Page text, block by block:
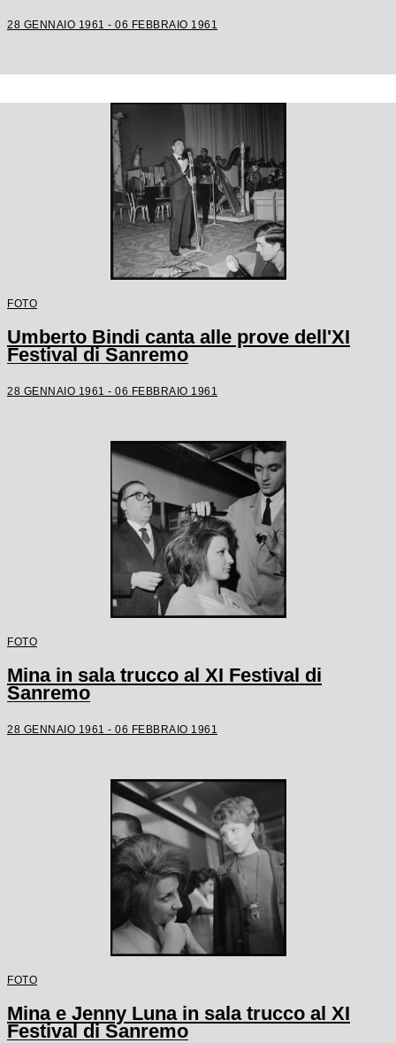
28 GENNAIO 1961 - 06 FEBBRAIO 1961
FOTO
Umberto Bindi canta alle prove dell'XI
Festival di Sanremo
28 GENNAIO 1961 - 06 FEBBRAIO 1961
FOTO
Mina in sala trucco al XI Festival di
Sanremo
28 GENNAIO 1961 - 06 FEBBRAIO 1961
FOTO
Mina e Jenny Luna in sala trucco al XI
Festival di Sanremo